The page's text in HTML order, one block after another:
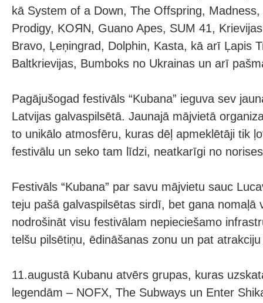
kā System of a Down, The Offspring,
Prodigy, KOЯN, Guano Apes, SUM 41,
Bravo, Ļeņingrad, Dolphin, Kasta, kā arī Ļapis
Baltkrievijas, Bumboks no Ukrainas un arī
Pagājušogad festivāls “Kubana” ieguva sev
Latvijas galvaspilsētā. Jaunajā mājvietā
to unikālo atmosfēru, kuras dēļ apmeklētāji tik
festivālu un seko tam līdzi, neatkarīgi no
Festivāls “Kubana” par savu mājvietu sauc
teju pašā galvaspilsētas sirdī, bet gana nomaļā
nodrošināt visu festivālam nepieciešamo
telšu pilsētiņu, ēdināšanas zonu un pat
11.augustā Kubanu atvērs grupas, kuras
legendām – NOFX, The Subways un Enter